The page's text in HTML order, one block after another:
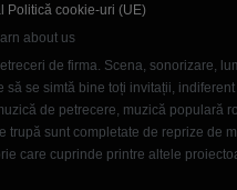
Politică cookie-uri (UE)
about us
de firma. Scena, sonorizare,
se simtă bine toți invitații,
de petrecere, muzică populară
sunt completate de reprize de
care cuprinde printre altele